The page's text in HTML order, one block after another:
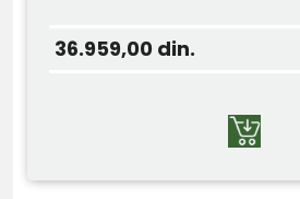
36.959,00 din.